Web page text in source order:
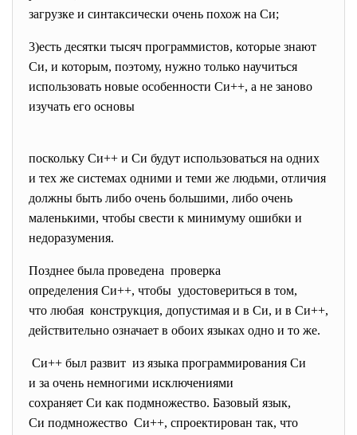
загрузке и синтаксически очень похож на Cи;
3)есть десятки тысяч программистов, которые знают
Cи, и которым, поэтому, нужно только научиться
использовать новые особенности Си++, а не заново
изучать его основы
поскольку Си++ и Cи будут использоваться на одних
и тех же системах одними и теми же людьми, отличия
должны быть либо очень большими, либо очень
маленькими, чтобы свести к минимуму ошибки и
недоразумения.
Позднее была проведена проверка
определения Си++, чтобы удостовериться в том,
что любая конструкция, допустимая и в Cи, и в Си++,
действительно означает в обоих языках одно и то же.
Си++ был развит из языка программирования Cи
и за очень немногими исключениями
сохраняет Cи как подмножество. Базовый язык,
Cи подмножество Си++, спроектирован так, что